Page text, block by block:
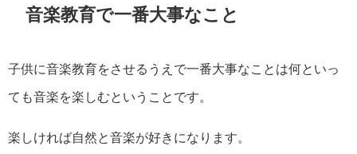
音楽教育で一番大事なこと
子供に音楽教育をさせるうえで一番大事なことは何といっ
ても音楽を楽しむということです。
楽しければ自然と音楽が好きになります。